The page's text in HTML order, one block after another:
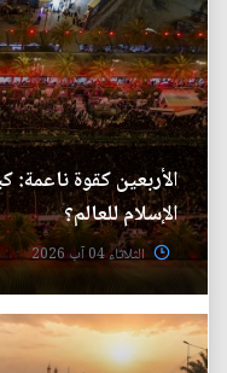
الأربعين كقوة ناعمة:
الإسلام للعالم؟
الثلاثاء 04 آب 2026